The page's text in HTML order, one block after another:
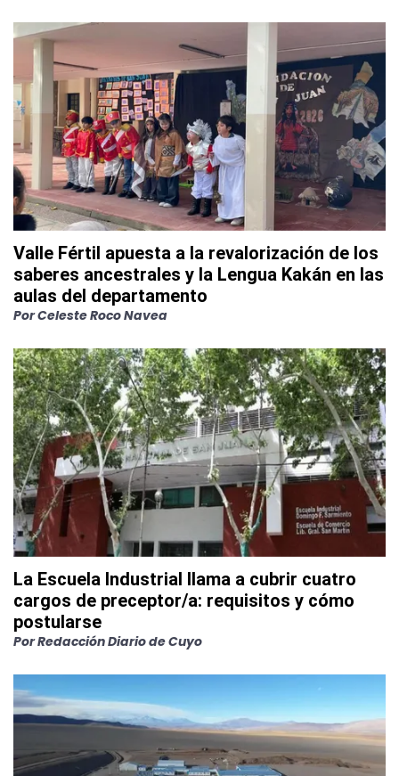
Valle Fértil apuesta a la revalorización de los
saberes ancestrales y la Lengua Kakán en las
aulas del departamento
PorCeleste Roco Navea
La Escuela Industrial llama a cubrir cuatro
cargos de preceptor/a: requisitos y cómo
postularse
PorRedacción Diario de Cuyo